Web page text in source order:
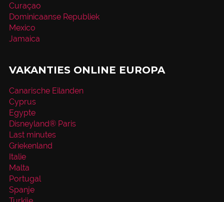
Curaçao
Dominicaanse Republiek
Mexico
Jamaica
VAKANTIES ONLINE EUROPA
Canarische Eilanden
Cyprus
Egypte
Disneyland® Paris
Last minutes
Griekenland
Italie
Malta
Portugal
Spanje